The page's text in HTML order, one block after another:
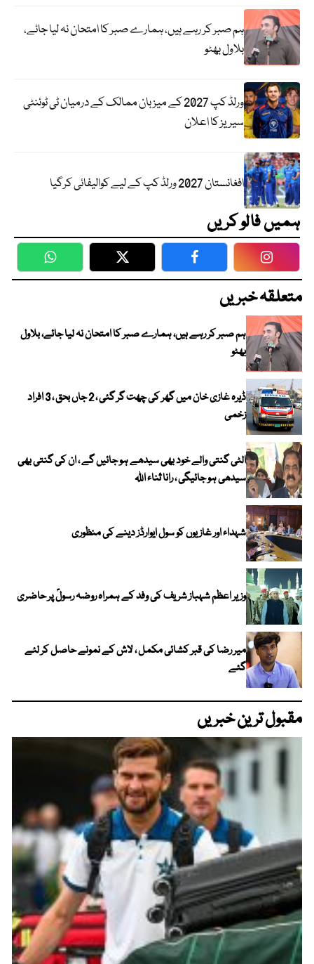
ہم صبر کر رہے ہیں، ہمارے صبر کا امتحان نہ لیا جائے،
بلاول بھٹو
ورلڈ کپ 2027 کے میزبان ممالک کے درمیان ٹی ٹوئنٹی
سیریز کا اعلان
افغانستان 2027 ورلڈ کپ کے لیے کوالیفائی کرگیا
ہمیں فالو کریں
WhatsApp Twitter Facebook
متعلقہ خبریں
ہم صبر کر رہے ہیں، ہمارے صبر کا امتحان نہ لیا جائے، بلاول
بھٹو
ڈیرہ غازی خان میں گھر کی چھت گر گئی ، 2 جاں بحق ، 3 افراد
زخمی
الٹی گنتی والے خود بھی سیدھے ہو جائیں گے ، ان کی گنتی بھی
سیدھی ہو جائیگی ، رانا ثناء اللہ
شہداء اور غازیوں کو سول ایوارڈز دینے کی منظوری
وزیر اعظم شہباز شریف کی وفد کے ہمراہ روضہ رسولؐ پر حاضری
میر رضا کی قبر کشائی مکمل ، لاش کے نمونے حاصل کر لئے
گئے
مقبول ترین خبریں